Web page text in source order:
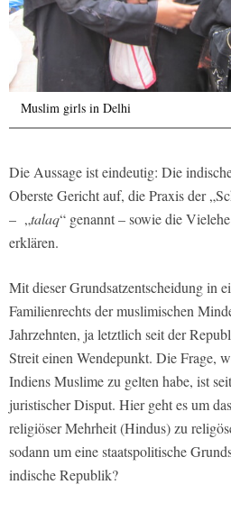
Muslim girls in Delhi
Die Aussage ist eindeutig: Die
Oberste Gericht auf, die Praxis der
– „talaq“ genannt – sowie die
erklären.
Mit dieser Grundsatzentscheidung in
Familienrechts der muslimischen
Jahrzehnten, ja letztlich seit der
Streit einen Wendepunkt. Die Frage,
Indiens Muslime zu gelten habe, ist
juristischer Disput. Hier geht es um
religiöser Mehrheit (Hindus) zu
sodann um eine staatspolitische
indische Republik?